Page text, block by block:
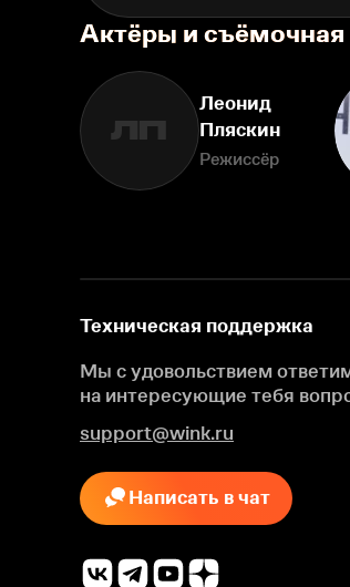
Актёры и съёмочная
ЛП
Леонид
Пляскин
Режиссёр
Техническая поддержка
Мы с удовольствием
на интересующие тебя
support@wink.ru
Написать в чат